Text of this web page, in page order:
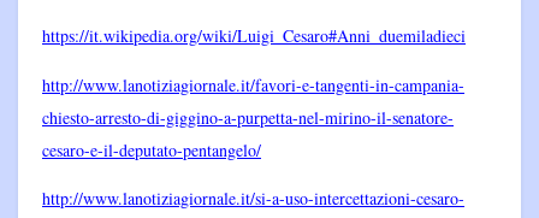
https://it.wikipedia.org/wiki/Luigi_Cesaro#Anni_duemiladieci
http://www.lanotiziagiornale.it/favori-e-tangenti-in-campania-
chiesto-arresto-di-giggino-a-purpetta-nel-mirino-il-senatore-
cesaro-e-il-deputato-pentangelo/
http://www.lanotiziagiornale.it/si-a-uso-intercettazioni-cesaro-